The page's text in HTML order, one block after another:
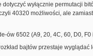
wyłącznie permutacji
40320 możliwości, ale
ów 6502 (A9, 20, 4C, 60, D0, F0
bajtów przestaje